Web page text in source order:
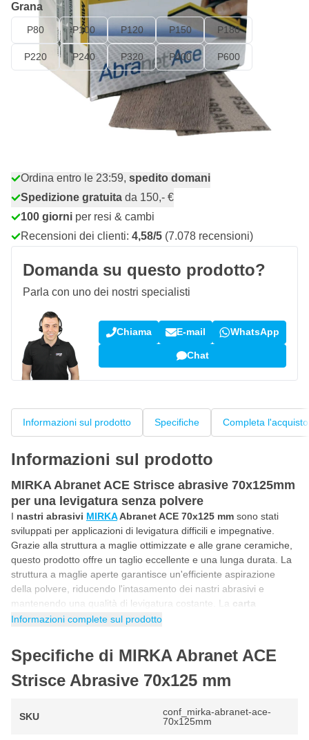
Grana
P80 P100 P120 P150 P180
P220 P240 P320 P400 P600
€ incl. IVA
Aggiungi al Carrello
Ordina entro le 23:59, spedito domani
Spedizione gratuita da 150,- €
100 giorni per resi & cambi
Recensioni dei clienti: 4,58/5 (7.078 recensioni)
Domanda su questo prodotto?
Parla con uno dei nostri specialisti
Chiama E-mail WhatsApp
Chat
Informazioni sul prodotto Specifiche Completa l'acquisto
Informazioni sul prodotto
MIRKA Abranet ACE Strisce abrasive 70x125mm
per una levigatura senza polvere
I nastri abrasivi MIRKAAbranet ACE 70x125 mm sono stati
sviluppati per applicazioni di levigatura difficili e impegnative.
Grazie alla struttura a maglie ottimizzate e alle grane ceramiche,
questo prodotto offre un taglio eccellente e una lunga durata. La
struttura a maglie aperte garantisce un'efficiente aspirazione
della polvere, riducendo l'intasamento dei nastri abrasivi e
mantenendo una qualità di levigatura costante. La carta
abrasivaMIRKAAbranet ACE 70x125 mm
Levigatura senza polvere su legno, plastica e
metallo
Lestrisce abrasive Abranet ACE 70x125 mm di MIRKA
plastica, acciaio, primer, vernici e compositi. Grazie alle loro
Informazioni complete sul prodotto
Specifiche di MIRKA Abranet ACE
Strisce Abrasive 70x125 mm
SKU
conf_mirka-abranet-ace-
70x125mm